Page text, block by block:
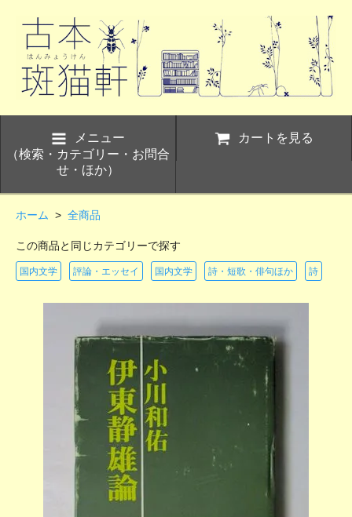
メニュー
（検索・カテゴリー・お問合
せ・ほか）
カートを見る
ホーム > 全商品
この商品と同じカテゴリーで探す
国内文学 評論・エッセイ 国内文学 詩・短歌・俳句ほか 詩